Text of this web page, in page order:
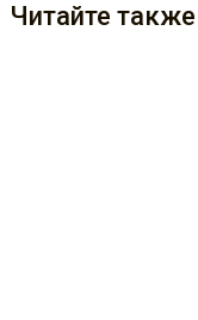
Читайте также